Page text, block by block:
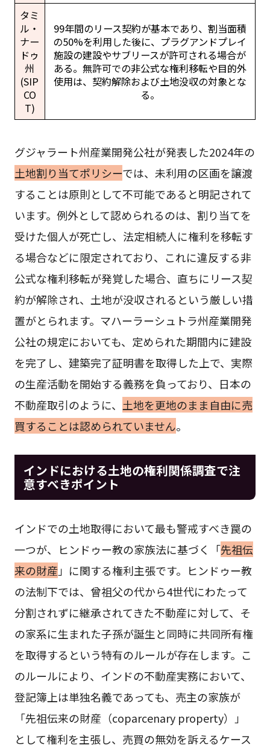
タミ
ル・
ナー
ドゥ
州
(SIP
CO
T)
99年間のリース契約が基本であり、割当面積
の50%を利用した後に、プラグアンドプレイ
施設の建設やサブリースが許可される場合が
ある。無許可での非公式な権利移転や目的外
使用は、契約解除および土地没収の対象とな
る。
グジャラート州産業開発公社が発表した2024年の
土地割り当てポリシーでは、未利用の区画を譲渡
することは原則として不可能であると明記されて
います。例外として認められるのは、割り当てを
受けた個人が死亡し、法定相続人に権利を移転す
る場合などに限定されており、これに違反する非
公式な権利移転が発覚した場合、直ちにリース契
約が解除され、土地が没収されるという厳しい措
置がとられます。マハーラーシュトラ州産業開発
公社の規定においても、定められた期間内に建設
を完了し、建築完了証明書を取得した上で、実際
の生産活動を開始する義務を負っており、日本の
不動産取引のように、 土地を更地のまま自由に売
買することは認められていません。
インドにおける土地の権利関係調査で注
意すべきポイント
インドでの土地取得において最も警戒すべき罠の
一つが、ヒンドゥー教の家族法に基づく「先祖伝
来の財産」に関する権利主張です。ヒンドゥー教
の法制下では、曾祖父の代から4世代にわたって
分割されずに継承されてきた不動産に対して、そ
の家系に生まれた子孫が誕生と同時に共同所有権
を取得するという特有のルールが存在します。こ
のルールにより、インドの不動産実務において、
登記簿上は単独名義であっても、売主の家族が
「先祖伝来の財産（coparcenary property）」
として権利を主張し、売買の無効を訴えるケース